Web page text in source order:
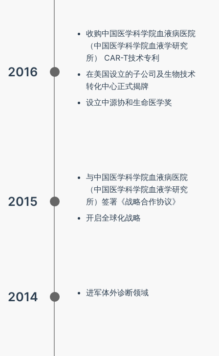
2016
收购中国医学科学院血液病医院
（中国医学科学院血液学研究
所） CAR-T技术专利
在美国设立的子公司及生物技术
转化中心正式揭牌
设立中源协和生命医学奖
2015
与中国医学科学院血液病医院
（中国医学科学院血液学研究
所）签署《战略合作协议》
开启全球化战略
2014 进军体外诊断领域